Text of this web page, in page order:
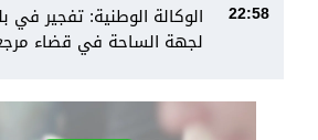
22:58
الوكالة الوطنية: تفجير في
لجهة الساحة في قضاء